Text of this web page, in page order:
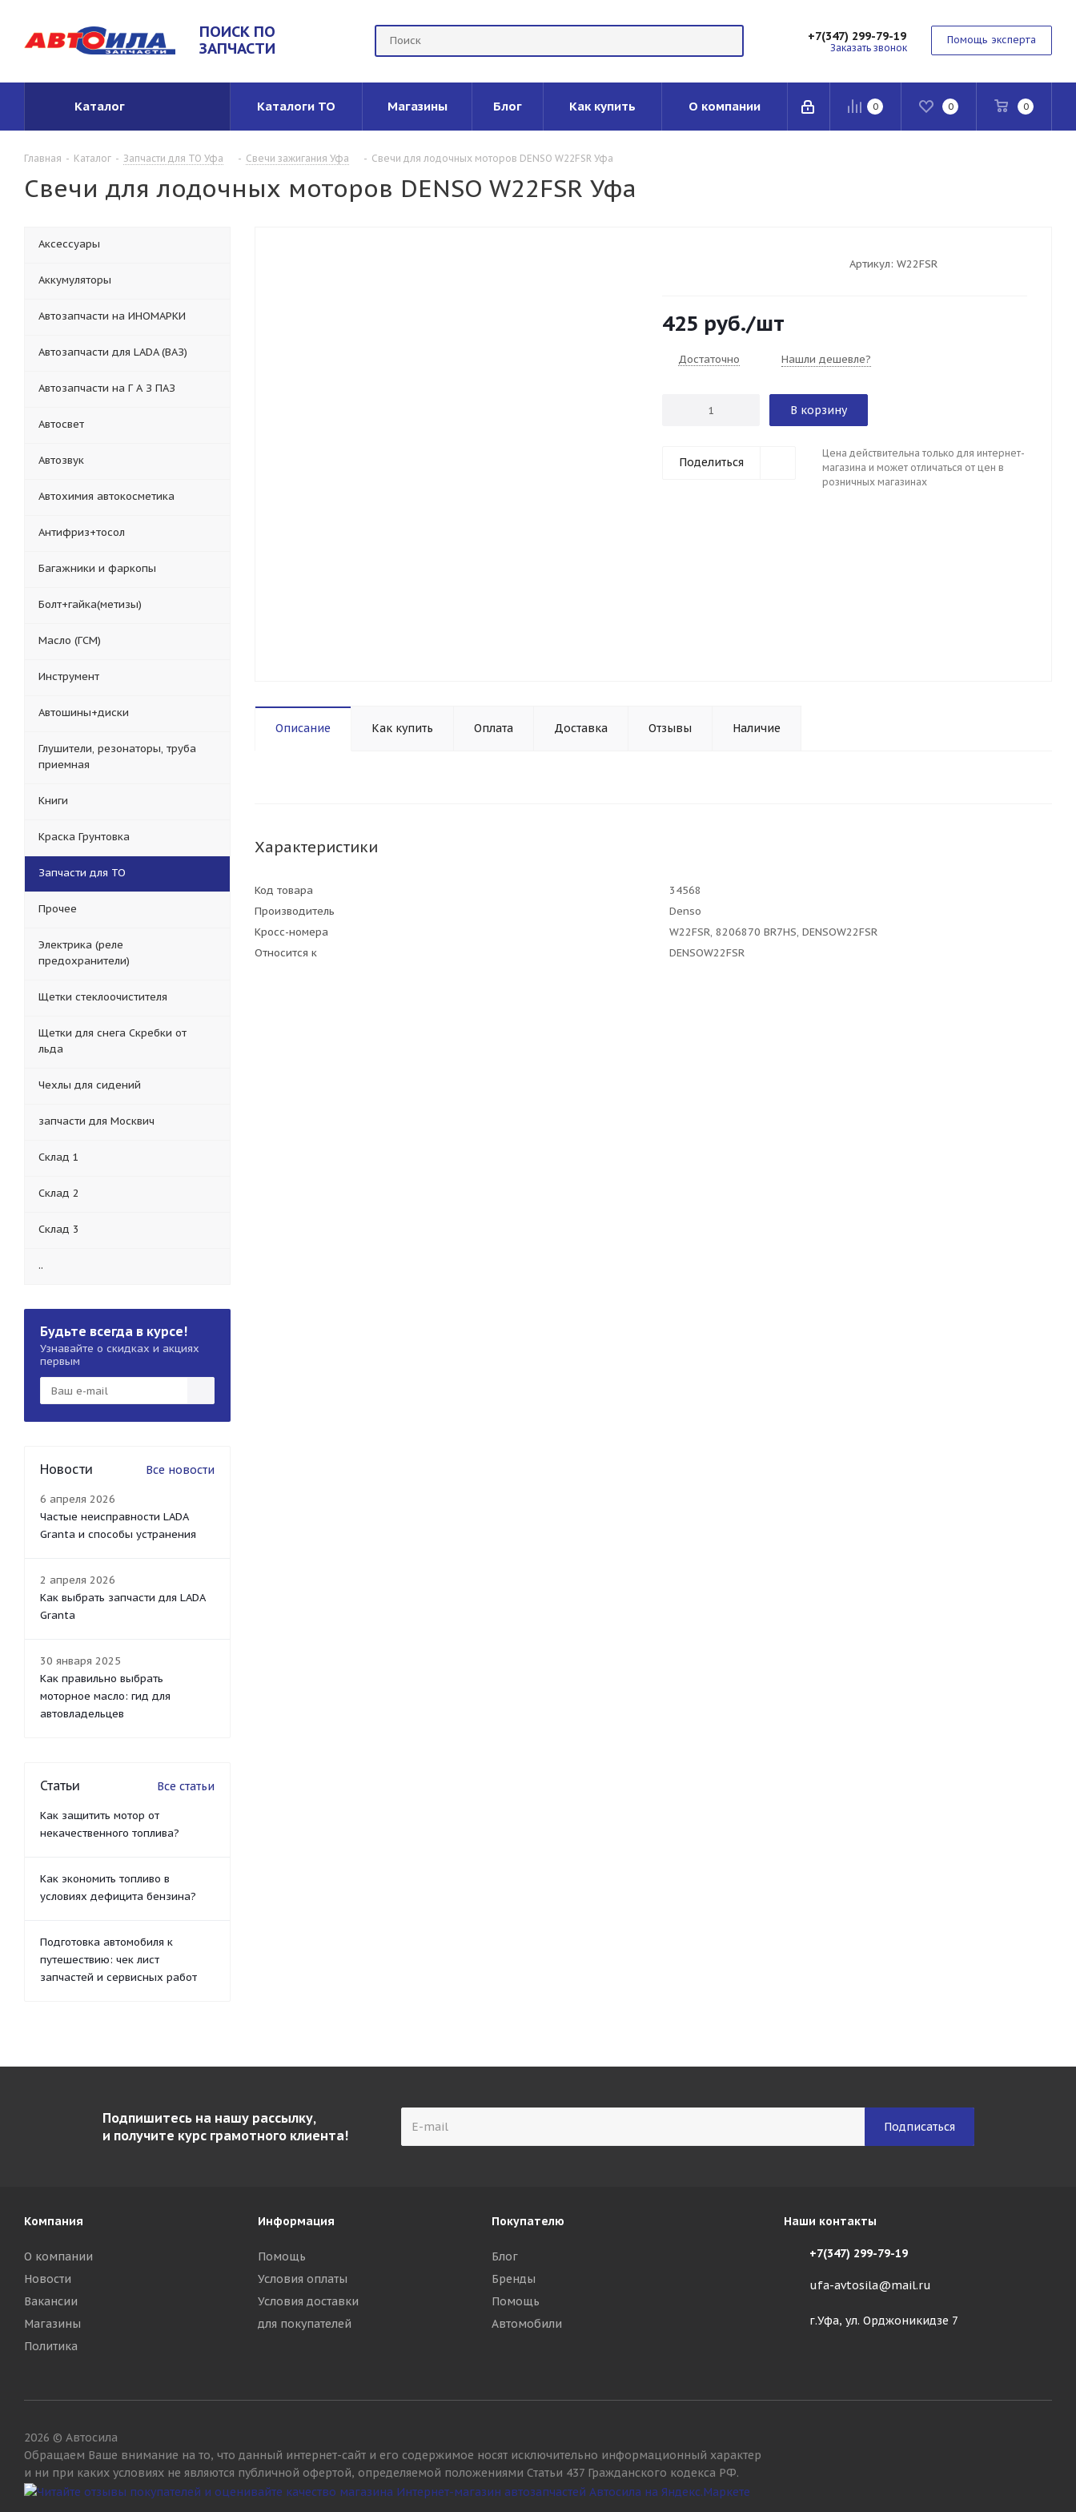
ПОИСК ПО
ЗАПЧАСТИ
+7(347) 299-79-19
Заказать звонок
Помощь эксперта
0 0 0
Каталог Каталоги ТО Магазины Блог Как купить О компании
Главная - Каталог - Запчасти для ТО Уфа - Свечи зажигания Уфа - Свечи для лодочных моторов DENSO W22FSR Уфа
Свечи для лодочных моторов DENSO W22FSR Уфа
Артикул: W22FSR
425 руб./шт
Достаточно Нашли дешевле?
В корзину
Поделиться
Цена действительна только для интернет-
магазина и может отличаться от цен в
розничных магазинах
Описание Как купить Оплата Доставка Отзывы Наличие
Характеристики
Код товара
34568
Производитель
Denso
Кросс-номера
W22FSR, 8206870 BR7HS, DENSOW22FSR
Относится к
DENSOW22FSR
Аксессуары
Аккумуляторы
Автозапчасти на ИНОМАРКИ
Автозапчасти для LADA (ВАЗ)
Автозапчасти на Г А З ПАЗ
Автосвет
Автозвук
Автохимия автокосметика
Антифриз+тосол
Багажники и фаркопы
Болт+гайка(метизы)
Масло (ГСМ)
Инструмент
Автошины+диски
Глушители, резонаторы, труба
приемная
Книги
Краска Грунтовка
Запчасти для ТО
Прочее
Электрика (реле
предохранители)
Щетки стеклоочистителя
Щетки для снега Скребки от
льда
Чехлы для сидений
запчасти для Москвич
Склад 1
Склад 2
Склад 3
..
Будьте всегда в курсе!
Узнавайте о скидках и акциях
первым
Новости Все новости
6 апреля 2026
Частые неисправности LADA
Granta и способы устранения
2 апреля 2026
Как выбрать запчасти для LADA
Granta
30 января 2025
Как правильно выбрать
моторное масло: гид для
автовладельцев
Статьи Все статьи
Как защитить мотор от
некачественного топлива?
Как экономить топливо в
условиях дефицита бензина?
Подготовка автомобиля к
путешествию: чек лист
запчастей и сервисных работ
Подпишитесь на нашу рассылку,
и получите курс грамотного клиента!
Компания
О компании
Новости
Вакансии
Магазины
Политика
Информация
Помощь
Условия оплаты
Условия доставки
для покупателей
Покупателю
Блог
Бренды
Помощь
Автомобили
Наши контакты
+7(347) 299-79-19
ufa-avtosila@mail.ru
г.Уфа, ул. Орджоникидзе 7
2026 © Автосила
Обращаем Ваше внимание на то, что данный интернет-сайт и его содержимое носят исключительно информационный характер
и ни при каких условиях не являются публичной офертой, определяемой положениями Статьи 437 Гражданского кодекса РФ.